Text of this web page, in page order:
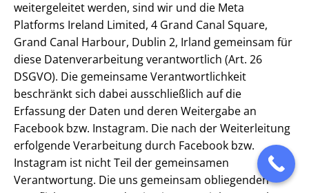
weitergeleitet werden, sind wir und die Meta
Platforms Ireland Limited, 4 Grand Canal Square,
Grand Canal Harbour, Dublin 2, Irland gemeinsam für
diese Datenverarbeitung verantwortlich (Art. 26
DSGVO). Die gemeinsame Verantwortlichkeit
beschränkt sich dabei ausschließlich auf die
Erfassung der Daten und deren Weitergabe an
Facebook bzw. Instagram. Die nach der Weiterleitung
erfolgende Verarbeitung durch Facebook bzw.
Instagram ist nicht Teil der gemeinsamen
Verantwortung. Die uns gemeinsam obliegenden